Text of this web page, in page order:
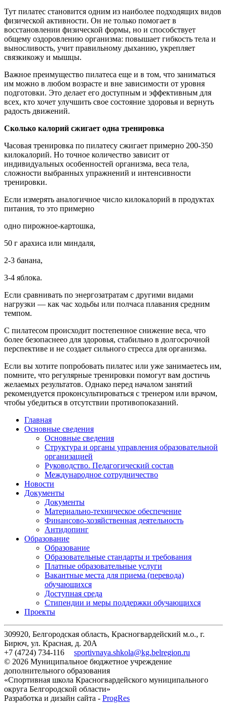
Тут пилатес становится одним из наиболее подходящих видов
физической активности. Он не только помогает в
восстановлении физической формы, но и способствует
общему оздоровлению организма: повышает гибкость тела и
выносливость, учит правильному дыханию, укрепляет
связкикожу и мышцы.
Важное преимущество пилатеса еще и в том, что заниматься
им можно в любом возрасте и вне зависимости от уровня
подготовки. Это делает его доступным и эффективным для
всех, кто хочет улучшить свое состояние здоровья и вернуть
радость движений.
Сколько калорий сжигает одна тренировка
Часовая тренировка по пилатесу сжигает примерно 200-350
килокалорий. Но точное количество зависит от
индивидуальных особенностей организма, веса тела,
сложности выбранных упражнений и интенсивности
тренировки.
Если измерять аналогичное число килокалорий в продуктах
питания, то это примерно
одно пирожное-картошка,
50 г арахиса или миндаля,
2-3 банана,
3-4 яблока.
Если сравнивать по энергозатратам с другими видами
нагрузки — как час ходьбы или полчаса плавания средним
темпом.
С пилатесом происходит постепенное снижение веса, что
более безопаснеео для здоровья, стабильно в долгосрочной
перспективе и не создает сильного стресса для организма.
Если вы хотите попробовать пилатес или уже занимаетесь им,
помните, что регулярные тренировки помогут вам достичь
желаемых результатов. Однако перед началом занятий
рекомендуется проконсультироваться с тренером или врачом,
чтобы убедиться в отсутствии противопоказаний.
Главная
Основные сведения
Основные сведения
Структура и органы управления образовательной
организацией
Руководство. Педагогический состав
Международное сотрудничество
Новости
Документы
Документы
Материально-техническое обеспечение
Финансово-хозяйственная деятельность
Антидопинг
Образование
Образование
Образовательные стандарты и требования
Платные образовательные услуги
Вакантные места для приема (перевода)
обучающихся
Доступная среда
Стипендии и меры поддержки обучающихся
Проекты
309920, Белгородская область, Красногвардейский м.о., г.
Бирюч, ул. Красная, д. 20А
+7 (4724) 734-116
sportivnaya.shkola@kg.belregion.ru
© 2026 Муниципальное бюджетное учреждение
дополнительного образования
«Спортивная школа Красногвардейского муниципального
округа Белгородской области»
Разработка и дизайн сайта - ProgRes